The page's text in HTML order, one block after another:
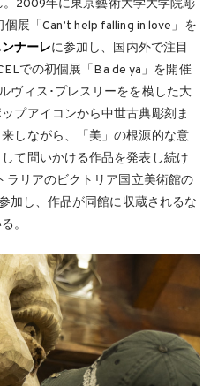
2009年に東京藝術大学大学院彫
展「Can’t help falling in love」を
ナーレに参加し、国内外で注目
での初個展「Ba de ya」を開催
ヴィス･プレスリーをを模した大
プアイコンから中世古典彫刻ま
しながら、「美」の根源的な意
て問いかける作品を発表し続け
リアのビクトリア国立美術館の
加し、作品が同館に収蔵されるな
。